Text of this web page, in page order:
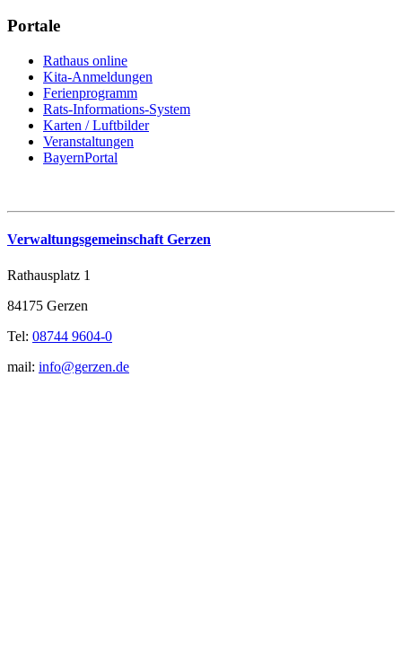
Portale
Rathaus online
Kita-Anmeldungen
Ferienprogramm
Rats-Informations-System
Karten / Luftbilder
Veranstaltungen
BayernPortal
Verwaltungsgemeinschaft Gerzen
Rathausplatz 1
84175 Gerzen
Tel: 08744 9604-0
mail: info@gerzen.de